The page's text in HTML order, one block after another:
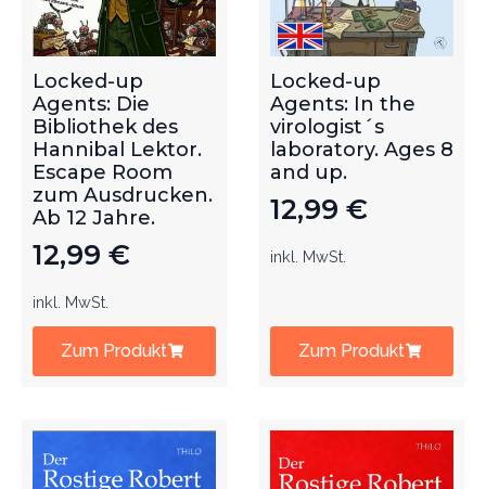
Locked-up
Agents: Die
Bibliothek des
Hannibal Lektor.
Escape Room
zum Ausdrucken.
Ab 12 Jahre.
12,99 €
inkl. MwSt.
Zum Produkt
Locked-up
Agents: In the
virologist´s
laboratory. Ages 8
and up.
12,99 €
inkl. MwSt.
Zum Produkt